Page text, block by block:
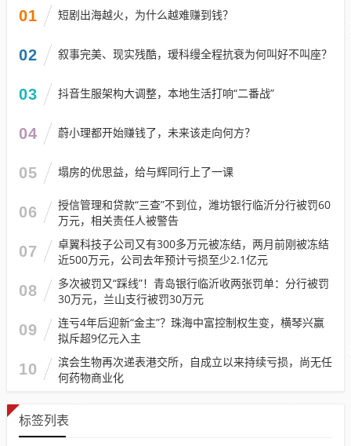
01 短剧出海越火，为什么越难赚到钱？
02 叙事完美、现实残酷，瑷科缦全程抗衰为何叫好不叫座？
03 抖音生服架构大调整，本地生活打响“二番战”
04 蔚小理都开始赚钱了，未来该走向何方？
05 塌房的优思益，给与辉同行上了一课
06
授信管理和贷款“三查”不到位，潍坊银行临沂分行被罚60
万元，相关责任人被警告
07
卓翼科技子公司又有300多万元被冻结，两月前刚被冻结
近500万元，公司去年预计亏损至少2.1亿元
08
多次被罚又“踩线”！青岛银行临沂收两张罚单：分行被罚
30万元，兰山支行被罚30万元
09
连亏4年后迎新“金主”？珠海中富控制权生变，横琴兴赢
拟斥超9亿元入主
10
滨会生物再次递表港交所，自成立以来持续亏损，尚无任
何药物商业化
标签列表